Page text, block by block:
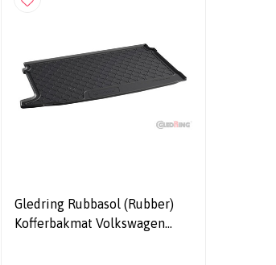
Gledring Rubbasol (Rubber)
Kofferbakmat Volkswagen